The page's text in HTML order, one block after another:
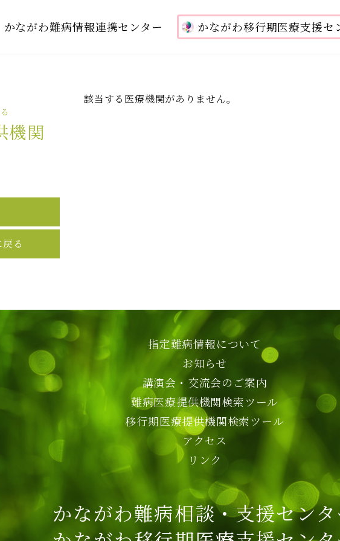
かながわ難病情報連携センター かながわ移行期医療支援セ
該当する医療機関がありません。
機関
る
指定難病情報について
お知らせ
講演会・交流会のご案内
難病医療提供機関検索ツール
移行期医療提供機関検索ツール
アクセス
リンク
かながわ難病相談・支援セン